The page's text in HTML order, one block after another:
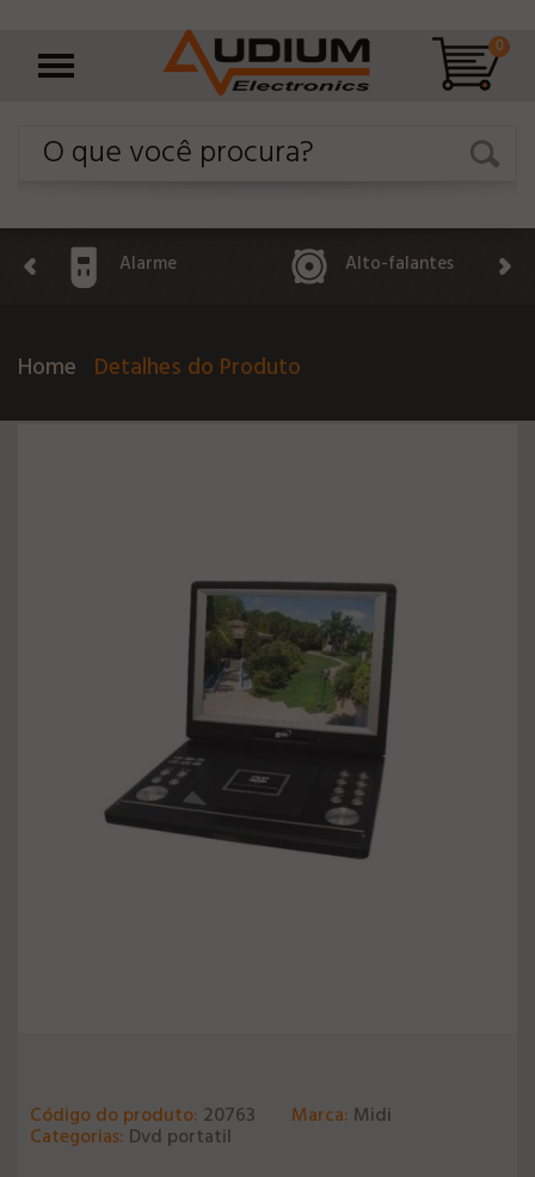
0
Alarme Alto-falantes
Home Detalhes do Produto
Código do produto: 20763 Marca: Midi
Categorias: Dvd portatil